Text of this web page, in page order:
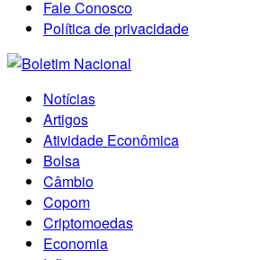
Fale Conosco
Política de privacidade
Notícias
Artigos
Atividade Econômica
Bolsa
Câmbio
Copom
Criptomoedas
Economia